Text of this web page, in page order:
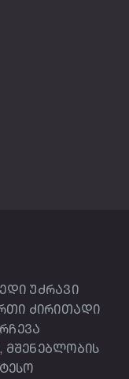
უძრავი
ძირითადი